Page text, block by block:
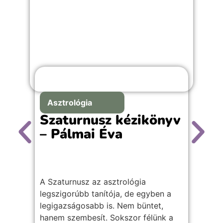
Asztrológia
Szaturnusz kézikönyv
– Pálmai Éva
A Szaturnusz az asztrológia
legszigorúbb tanítója, de egyben a
legigazságosabb is. Nem büntet,
hanem szembesít. Sokszor félünk a